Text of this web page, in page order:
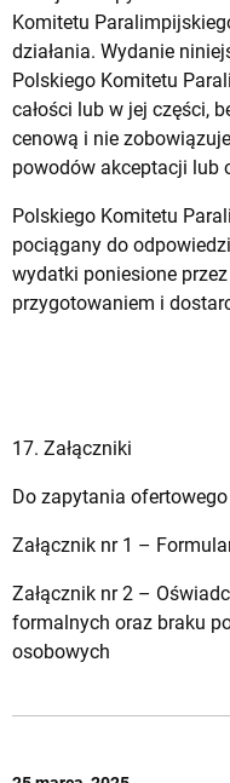
Komitetu
działania. Wydanie
Polskiego Komitetu
całości lub w jej części,
cenową i nie
powodów akceptacji lub
Polskiego Komitetu
pociągany do
wydatki poniesione
przygotowaniem i
17. Załączniki
Do zapytania ofertowego
Załącznik nr 1 –
Załącznik nr 2 –
formalnych oraz braku
osobowych